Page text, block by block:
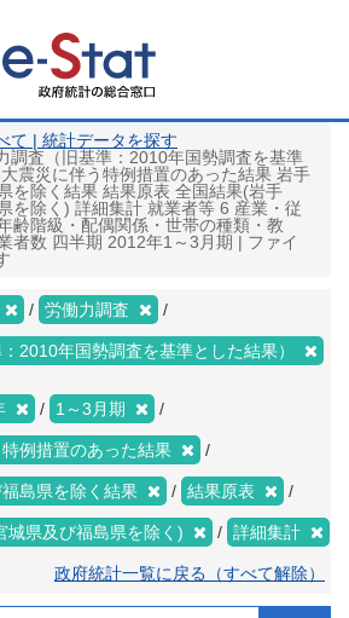
て | 統計データを探す
調査（旧基準：2010年国勢調査を基準
震災に伴う特例措置のあった結果 岩手
を除く結果 結果原表 全国結果(岩手
を除く) 詳細集計 就業者等 6 産業・従
齢階級・配偶関係・世帯の種類・教
者数 四半期 2012年1～3月期 | ファイ
労働力調査
2010年国勢調査を基準とした結果）
1～3月期
例措置のあった結果
島県を除く結果 結果原表
城県及び福島県を除く) 詳細集計
政府統計一覧に戻る（すべて解除）